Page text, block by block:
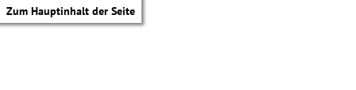
Zum Hauptinhalt der Seite